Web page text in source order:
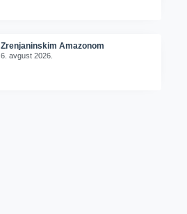
Zrenjaninskim Amazonom
6. avgust 2026.